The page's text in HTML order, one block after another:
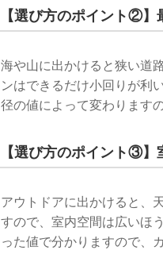
【選び方のポイント②】
海や山に出かけると狭い道
ンはできるだけ小回りが利
径の値によって変わります
【選び方のポイント③】
アウトドアに出かけると、
すので、室内空間は広いほ
った値で分かりますので、